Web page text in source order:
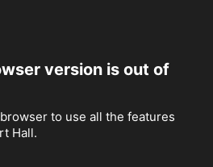
version is out of
to use all the features
Hall.